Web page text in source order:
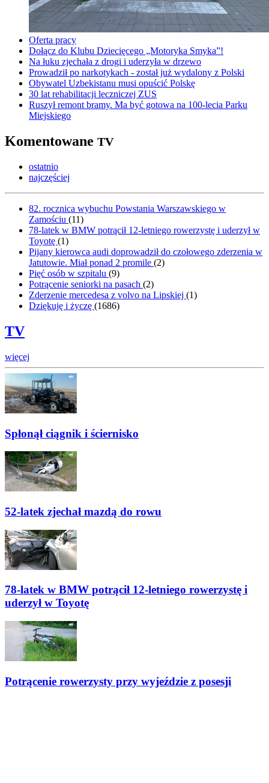
Oferta pracy
Dołącz do Klubu Dziecięcego „Motoryka Smyka”!
Na łuku zjechała z drogi i uderzyła w drzewo
Prowadził po narkotykach - został już wydalony z Polski
Obywatel Uzbekistanu musi opuścić Polskę
30 lat rehabilitacji leczniczej ZUS
Ruszył remont bramy. Ma być gotowa na 100-lecia Parku
Miejskiego
Komentowane TV
ostatnio
najczęściej
82. rocznica wybuchu Powstania Warszawskiego w
Zamościu (11)
78-latek w BMW potrącił 12-letniego rowerzystę i uderzył w
Toyotę (1)
Pijany kierowca audi doprowadził do czołowego zderzenia w
Jatutowie. Miał ponad 2 promile (2)
Pięć osób w szpitalu (9)
Potrącenie seniorki na pasach (2)
Zderzenie mercedesa z volvo na Lipskiej (1)
Dziękuję i życzę (1686)
TV
więcej
Spłonął ciągnik i ściernisko
52-latek zjechał mazdą do rowu
78-latek w BMW potrącił 12-letniego rowerzystę i
uderzył w Toyotę
Potrącenie rowerzysty przy wyjeździe z posesji